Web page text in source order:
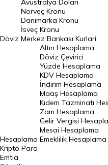
Danimarka Kronu Kuru
Kanada Doları Kuru
Norveç Kronu Kuru
İsveç Kronu Kuru
Japon Yeni Kuru
Serbest Piyasa Döviz Kurları
Merkez Bankası Döviz Kurları
Altın Fiyatları
Gram Altın Fiyatı
Döviz
Avustralya Doları
Norveç Kronu
Danimarka Kronu
İsveç Kronu
Merkez Bankası Kurlari
Hesaplama
Altın Hesaplama
Döviz Çevirici
Yüzde Hesaplama
KDV Hesaplama
İndirim Hesaplama
Maaş Hesaplama
Kıdem Tazminatı
Zam Hesaplama
Gelir Vergisi
Mesai Hesaplama
Emeklilik Hesaplama
Kripto Para
Emtia